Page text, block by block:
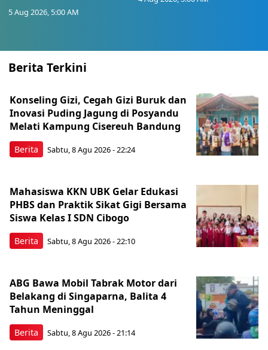
5 Aug 2026, 5:00 AM
Berita Terkini
Berita
Konseling Gizi, Cegah Gizi Buruk dan
Inovasi Puding Jagung di Posyandu
Melati Kampung Cisereuh Bandung
Sabtu, 8 Agu 2026 - 22:24
Berita
Mahasiswa KKN UBK Gelar Edukasi
PHBS dan Praktik Sikat Gigi Bersama
Siswa Kelas I SDN Cibogo
Sabtu, 8 Agu 2026 - 22:10
Berita
ABG Bawa Mobil Tabrak Motor dari
Belakang di Singaparna, Balita 4
Tahun Meninggal
Sabtu, 8 Agu 2026 - 21:14